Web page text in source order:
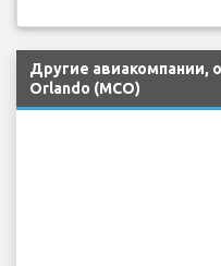
Другие
Orlando (MCO)